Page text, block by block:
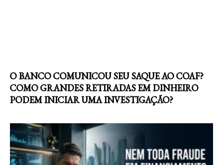
O BANCO COMUNICOU SEU SAQUE AO COAF?
COMO GRANDES RETIRADAS EM DINHEIRO
PODEM INICIAR UMA INVESTIGAÇÃO?